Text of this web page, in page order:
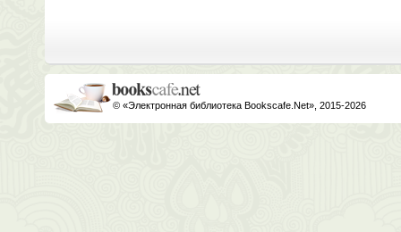
© «Электронная библиотека Bookscafe.Net», 2015-2026